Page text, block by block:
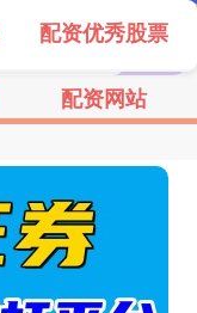
配资优秀股票
配资网站